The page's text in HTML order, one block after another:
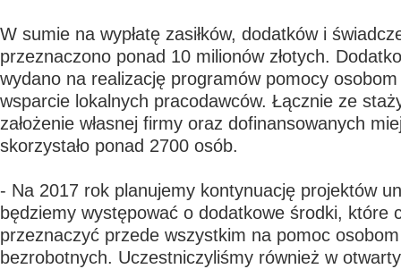
W sumie na wypłatę zasiłków, dodatków i
przeznaczono ponad 10 milionów złotych.
wydano na realizację programów pomocy
wsparcie lokalnych pracodawców. Łącznie ze
założenie własnej firmy oraz dofinansowanych
skorzystało ponad 2700 osób.
- Na 2017 rok planujemy kontynuację projektów
będziemy występować o dodatkowe środki, które
przeznaczyć przede wszystkim na pomoc osobom
bezrobotnych. Uczestniczyliśmy również w